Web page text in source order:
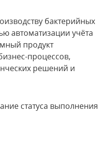
бактерийных
автоматизации учёта
продукт
процессов,
решений и
статуса выполнения